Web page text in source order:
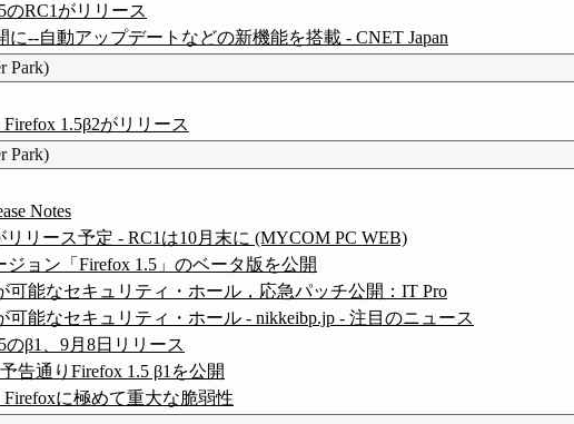
のRC1がリリース
に--自動アップデートなどの新機能を搭載 - CNET Japan
Park)
1.5β2がリリース
Park)
Notes
リリース予定 - RC1は10月末に (MYCOM PC WEB)
ジョン「Firefox 1.5」のベータ版を公開
可能なセキュリティ・ホール，応急パッチ公開：IT Pro
可能なセキュリティ・ホール - nikkeibp.jp - 注目のニュース
のβ1、9月8日リリース
告通りFirefox 1.5 β1を公開
に極めて重大な脆弱性